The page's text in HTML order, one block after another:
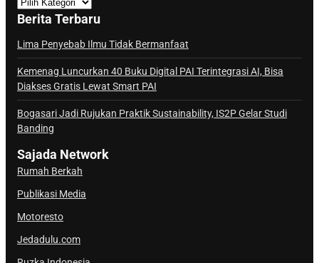
a
n
a
l
S
j
a
Berita Terbaru
Lima Penyebab Ilmu Tidak Bermanfaat
Kemenag Luncurkan 40 Buku Digital PAI Terintegrasi AI, Bisa
Diakses Gratis Lewat Smart PAI
Bogasari Jadi Rujukan Praktik Sustainability, IS2P Gelar Studi
Banding
Sajada Network
Rumah Berkah
Publikasi Media
Motoresto
Jedadulu.com